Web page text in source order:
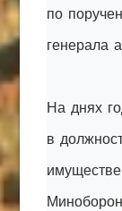
по
генерала
На днях
в